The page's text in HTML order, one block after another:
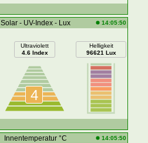
Solar - UV-Index - Lux 14:05:50
Ultraviolett
4.6 Index
4
Helligkeit
96621 Lux
Innentemperatur °C 14:05:50